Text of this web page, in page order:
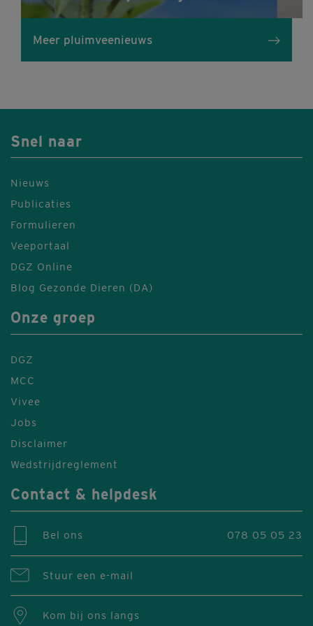
Meer pluimveenieuws
Snel naar
Nieuws
Publicaties
Formulieren
Veeportaal
DGZ Online
Blog Gezonde Dieren (DA)
Onze groep
DGZ
MCC
Vivee
Jobs
Disclaimer
Wedstrijdreglement
Contact & helpdesk
Bel ons 078 05 05 23
Stuur een e-mail
Kom bij ons langs